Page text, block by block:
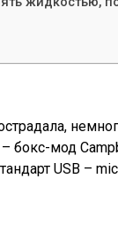
бокс-мод
USB –